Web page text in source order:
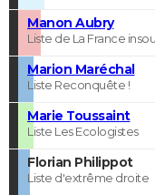
Manon Aubry
Liste de La France
Marion Maréchal
Liste Reconquête !
Marie Toussaint
Liste Les Ecologistes
Florian Philippot
Liste d'extrême droite